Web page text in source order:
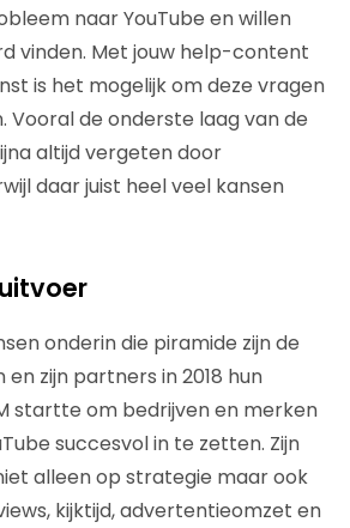
naar YouTube en willen
vinden. Met jouw help-content
is het mogelijk om deze vragen
Vooral de onderste laag van de
altijd vergeten door
daar juist heel veel kansen
onderin die piramide zijn de
zijn partners in 2018 hun
startte om bedrijven en merken
succesvol in te zetten. Zijn
alleen op strategie maar ook
kijktijd, advertentieomzet en